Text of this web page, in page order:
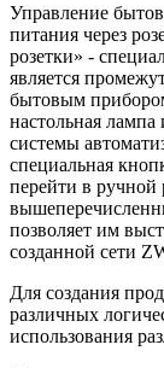
Управление
питания через
розетки» -
является
бытовым
настольная лампа
системы
специальная
перейти в
позволяет им
созданной сети
Для создания
различных
использования